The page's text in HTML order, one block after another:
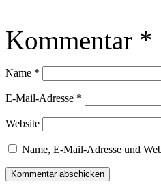
Kommentar *
Name *
E-Mail-Adresse *
Website
Name, E-Mail-Adresse und